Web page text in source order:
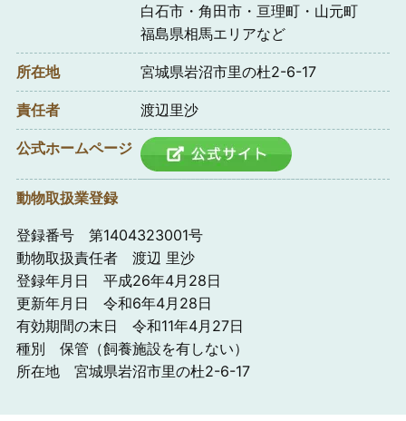
白石市・角田市・亘理町・山元町
福島県相馬エリアなど
所在地 宮城県岩沼市里の杜2-6-17
責任者 渡辺里沙
公式ホームページ
動物取扱業登録
登録番号 第1404323001号
動物取扱責任者 渡辺 里沙
登録年月日 平成26年4月28日
更新年月日 令和6年4月28日
有効期間の末日 令和11年4月27日
種別 保管（飼養施設を有しない）
所在地 宮城県岩沼市里の杜2-6-17